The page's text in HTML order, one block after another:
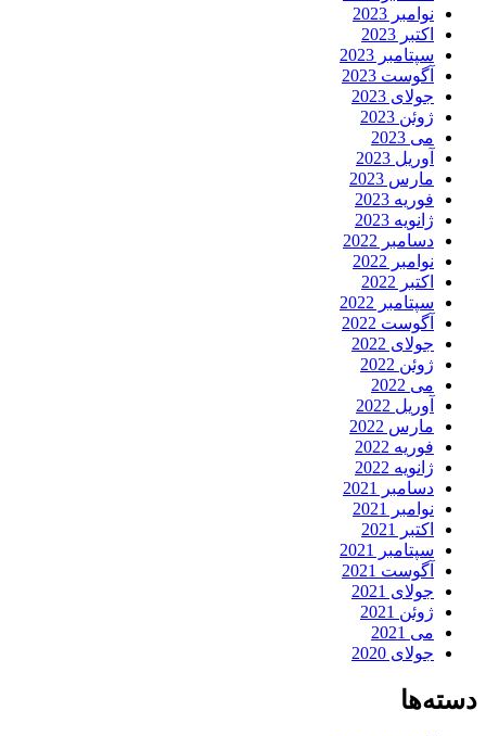
نوامبر 2023
اکتبر 2023
سپتامبر 2023
آگوست 2023
جولای 2023
ژوئن 2023
می 2023
آوریل 2023
مارس 2023
فوریه 2023
ژانویه 2023
دسامبر 2022
نوامبر 2022
اکتبر 2022
سپتامبر 2022
آگوست 2022
جولای 2022
ژوئن 2022
می 2022
آوریل 2022
مارس 2022
فوریه 2022
ژانویه 2022
دسامبر 2021
نوامبر 2021
اکتبر 2021
سپتامبر 2021
آگوست 2021
جولای 2021
ژوئن 2021
می 2021
جولای 2020
دسته‌ها